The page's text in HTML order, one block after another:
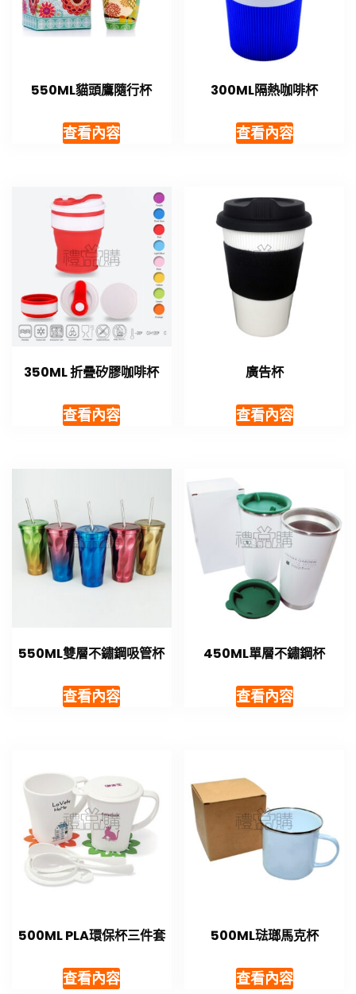
550ML貓頭鷹隨行杯
查看內容
300ML隔熱咖啡杯
查看內容
350ML 折疊矽膠咖啡杯
查看內容
廣告杯
查看內容
550ML雙層不鏽鋼吸管杯
查看內容
450ML單層不鏽鋼杯
查看內容
500ML PLA環保杯三件套
查看內容
500ML琺瑯馬克杯
查看內容